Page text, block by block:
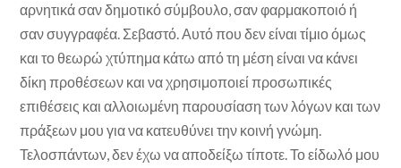
αρνητικά σαν δημοτικό σύμβουλο, σαν φαρμακοποιό ή
σαν συγγραφέα. Σεβαστό. Αυτό που δεν είναι τίμιο όμως
και το θεωρώ χτύπημα κάτω από τη μέση είναι να κάνει
δίκη προθέσεων και να χρησιμοποιεί προσωπικές
επιθέσεις και αλλοιωμένη παρουσίαση των λόγων και των
πράξεων μου για να κατευθύνει την κοινή γνώμη.
Τελοσπάντων, δεν έχω να αποδείξω τίποτε. Το είδωλό μου